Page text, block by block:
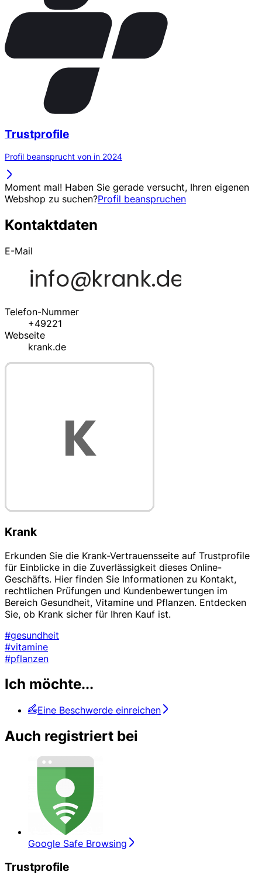
Trustprofile
Profil beansprucht von in 2024
Moment mal! Haben Sie gerade versucht, Ihren eigenen
Webshop zu suchen?Profil beanspruchen
Kontaktdaten
E-Mail
Telefon-Nummer
+49221
Webseite
krank.de
Krank
Erkunden Sie die Krank-Vertrauensseite auf Trustprofile
für Einblicke in die Zuverlässigkeit dieses Online-
Geschäfts. Hier finden Sie Informationen zu Kontakt,
rechtlichen Prüfungen und Kundenbewertungen im
Bereich Gesundheit, Vitamine und Pflanzen. Entdecken
Sie, ob Krank sicher für Ihren Kauf ist.
#gesundheit
#vitamine
#pflanzen
Ich möchte...
Eine Beschwerde einreichen
Auch registriert bei
Google Safe Browsing
Trustprofile